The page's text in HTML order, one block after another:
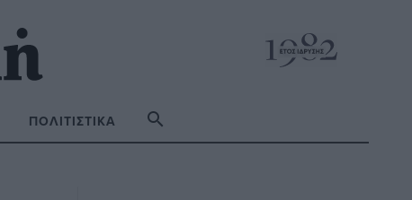
ΠΟΛΙΤΙΣΤΙΚΆ